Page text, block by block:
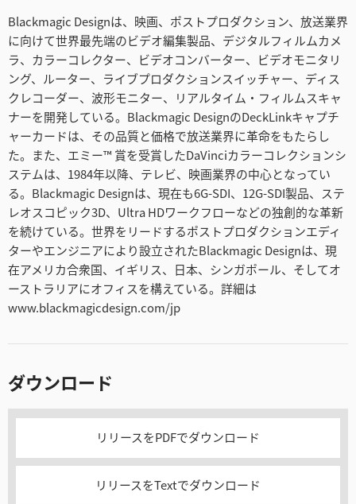
Blackmagic Designは、映画、ポストプロダクション、放送業界
に向けて世界最先端のビデオ編集製品、デジタルフィルムカメ
ラ、カラーコレクター、ビデオコンバーター、ビデオモニタリ
ング、ルーター、ライブプロダクションスイッチャー、ディス
クレコーダー、波形モニター、リアルタイム・フィルムスキャ
ナーを開発している。Blackmagic DesignのDeckLinkキャプチ
ャーカードは、その品質と価格で放送業界に革命をもたらし
た。また、エミー™ 賞を受賞したDaVinciカラーコレクションシ
ステムは、1984年以降、テレビ、映画業界の中心となってい
る。Blackmagic Designは、現在も6G-SDI、12G-SDI製品、ステ
レオスコピック3D、Ultra HDワークフローなどの独創的な革新
を続けている。世界をリードするポストプロダクションエディ
ターやエンジニアにより設立されたBlackmagic Designは、現
在アメリカ合衆国、イギリス、日本、シンガポール、そしてオ
ーストラリアにオフィスを構えている。詳細は
www.blackmagicdesign.com/jp
ダウンロード
リリースをPDFでダウンロード
リリースをTextでダウンロード